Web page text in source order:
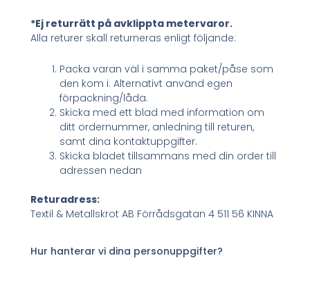
*Ej returrätt på avklippta metervaror.
Alla returer skall returneras enligt följande:
Packa varan väl i samma paket/påse som
den kom i. Alternativt använd egen
förpackning/låda.
Skicka med ett blad med information om
ditt ordernummer, anledning till returen,
samt dina kontaktuppgifter.
Skicka bladet tillsammans med din order till
adressen nedan
Returadress:
Textil & Metallskrot AB Förrådsgatan 4 511 56 KINNA
Hur hanterar vi dina personuppgifter?